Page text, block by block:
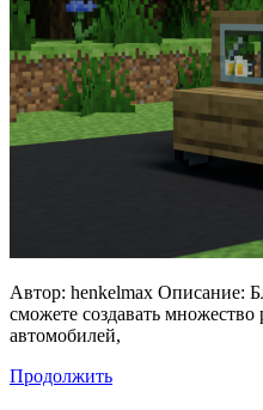
Автор: henkelmax Описание:
сможете создавать
автомобилей,
Продолжить